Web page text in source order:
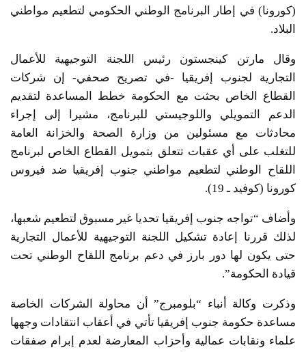
(كورونا) في إطار البرنامج الوطني الحكومي لتطعيم مواطني
البلاد.
وقال مارتن كينجستون رئيس اللجنة التوجيهية للأعمال
التجارية لجنوب إفريقيا -في تصريح صحفي- إن شركات
القطاع الخاص بحثت مع الحكومة خطط المساعدة لتقديم
الدعم التمويلي واللوجيستي للبرنامج، مشيرا إلى إجراء
محادثات مع مسئولين من وزارة الصحة والخزانة العامة
للتغلب على أي عقبات تتعلق بتمويل القطاع الخاص لبرنامج
اللقاح الوطني لتطعيم مواطني جنوب إفريقيا ضد فيروس
كورونا (كوفيد ـ 19).
وأضاف “تواجه جنوب إفريقيا تحديا غير مسبوق لتطعيم شعبها،
لذلك قررنا إعادة تشكيل اللجنة التوجيهية للأعمال التجارية
حتى يكون لها دور بارز في دعم برنامج اللقاح الوطني تحت
قيادة الحكومة”.
وذكرت وكالة أنباء “بلومبرج” أن محاولة الشركات الخاصة
مساعدة حكومة جنوب إفريقيا تأتي في أعقاب انتقادات وجهها
علماء ونقابات عمالية وأحزاب المعارضة لعدم إبرام صفقات